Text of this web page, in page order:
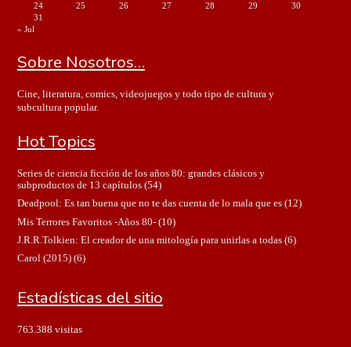
24
25 26 27 28 29
30
31
« Jul
Sobre Nosotros…
Cine, literatura, comics, videojuegos y todo tipo de cultura y
subcultura popular.
Hot Topics
Series de ciencia ficción de los años 80: grandes clásicos y
subproductos de 13 capítulos(54)
Deadpool: Es tan buena que no te das cuenta de lo mala que es(12)
Mis Terrores Favoritos -Años 80-(10)
J.R.R.Tolkien: El creador de una mitología para unirlas a todas(6)
Carol (2015)(6)
Estadísticas del sitio
763.388 visitas